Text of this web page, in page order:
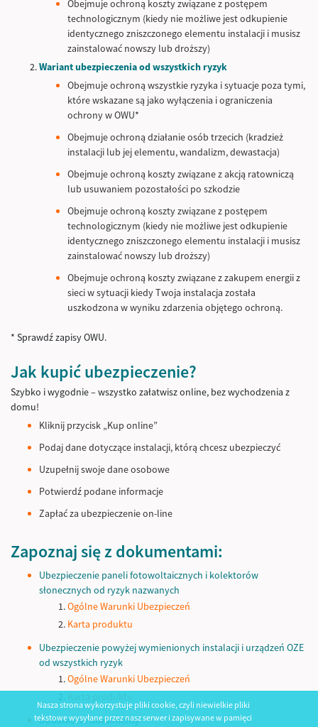
Obejmuje ochroną koszty związane z postępem
technologicznym (kiedy nie możliwe jest odkupienie
identycznego zniszczonego elementu instalacji i musisz
zainstalować nowszy lub droższy)
Wariant ubezpieczenia od wszystkich ryzyk
Obejmuje ochroną wszystkie ryzyka i sytuacje poza tymi,
które wskazane są jako wyłączenia i ograniczenia
ochrony w OWU*
Obejmuje ochroną działanie osób trzecich (kradzież
instalacji lub jej elementu, wandalizm, dewastacja)
Obejmuje ochroną koszty związane z akcją ratowniczą
lub usuwaniem pozostałości po szkodzie
Obejmuje ochroną koszty związane z postępem
technologicznym (kiedy nie możliwe jest odkupienie
identycznego zniszczonego elementu instalacji i musisz
zainstalować nowszy lub droższy)
Obejmuje ochroną koszty związane z zakupem energii z
sieci w sytuacji kiedy Twoja instalacja została
uszkodzona w wyniku zdarzenia objętego ochroną.
* Sprawdź zapisy OWU.
Jak kupić ubezpieczenie?
Szybko i wygodnie – wszystko załatwisz online, bez wychodzenia z
domu!
Kliknij przycisk „Kup online”
Podaj dane dotyczące instalacji, którą chcesz ubezpieczyć
Uzupełnij swoje dane osobowe
Potwierdź podane informacje
Zapłać za ubezpieczenie on-line
Zapoznaj się z dokumentami:
Ubezpieczenie paneli fotowoltaicznych i kolektorów
słonecznych od ryzyk nazwanych
Ogólne Warunki Ubezpieczeń
Karta produktu
Ubezpieczenie powyżej wymienionych instalacji i urządzeń OZE
od wszystkich ryzyk
Ogólne Warunki Ubezpieczeń
Karta produktu
Dodatkowe dokumenty
Nasza strona wykorzystuje pliki cookie, czyli niewielkie pliki
tekstowe wysyłane przez nasz serwer i zapisywane w pamięci